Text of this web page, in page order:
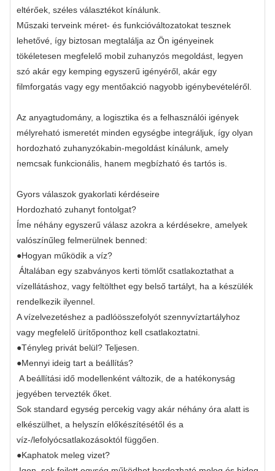
eltérőek, széles választékot kínálunk.
Műszaki terveink méret- és funkcióváltozatokat tesznek
lehetővé, így biztosan megtalálja az Ön igényeinek
tökéletesen megfelelő mobil zuhanyzós megoldást, legyen
szó akár egy kemping egyszerű igényéről, akár egy
filmforgatás vagy egy mentőakció nagyobb igénybevételéről.
Az anyagtudomány, a logisztika és a felhasználói igények
mélyreható ismeretét minden egységbe integráljuk, így olyan
hordozható zuhanyzókabin-megoldást kínálunk, amely
nemcsak funkcionális, hanem megbízható és tartós is.
Gyors válaszok gyakorlati kérdéseire
Hordozható zuhanyt fontolgat?
Íme néhány egyszerű válasz azokra a kérdésekre, amelyek
valószínűleg felmerülnek benned:
●Hogyan működik a víz?
Általában egy szabványos kerti tömlőt csatlakoztathat a
vízellátáshoz, vagy feltölthet egy belső tartályt, ha a készülék
rendelkezik ilyennel.
A vízelvezetéshez a padlóösszefolyót szennyvíztartályhoz
vagy megfelelő ürítőponthoz kell csatlakoztatni.
●Tényleg privát belül? Teljesen.
●Mennyi ideig tart a beállítás?
A beállítási idő modellenként változik, de a hatékonyság
jegyében tervezték őket.
Sok standard egység percekig vagy akár néhány óra alatt is
elkészülhet, a helyszín előkészítésétől és a
víz-/lefolyócsatlakozásoktól függően.
●Kaphatok meleg vizet?